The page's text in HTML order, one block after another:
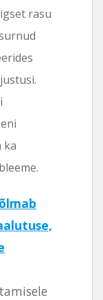
rasu
ka